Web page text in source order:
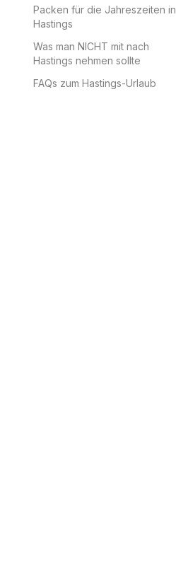
Packen für die Jahreszeiten in
Hastings
Was man NICHT mit nach
Hastings nehmen sollte
FAQs zum Hastings-Urlaub